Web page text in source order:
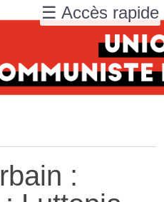
:
☰ Accès rapide